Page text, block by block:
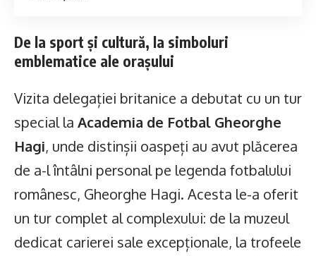
De la sport și cultură, la simboluri
emblematice ale orașului
Vizita delegației britanice a debutat cu un tur
special la Academia de Fotbal Gheorghe
Hagi, unde distinșii oaspeți au avut plăcerea
de a-l întâlni personal pe legenda fotbalului
românesc, Gheorghe Hagi. Acesta le-a oferit
un tur complet al complexului: de la muzeul
dedicat carierei sale excepționale, la trofeele